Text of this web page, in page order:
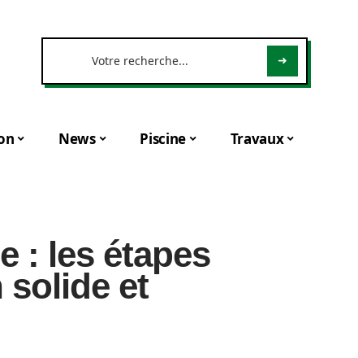
News Piscine Travaux
: les étapes
solide et